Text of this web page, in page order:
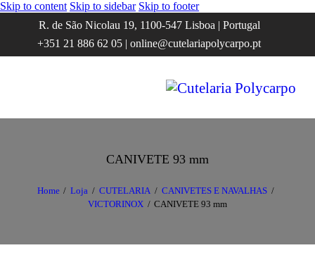
Skip to content Skip to sidebar Skip to footer
R. de São Nicolau 19, 1100-547 Lisboa | Portugal
+351 21 886 62 05 | online@cutelariapolycarpo.pt
CANIVETE 93 mm
Home Loja CUTELARIA
CANIVETES E NAVALHAS
VICTORINOX
CANIVETE 93 mm